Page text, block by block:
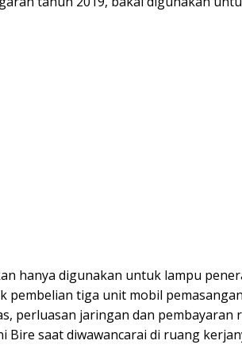
hanya digunakan untuk lampu
pembelian tiga unit mobil
perluasan jaringan dan pembayaran
Bire saat diwawancarai di ruang